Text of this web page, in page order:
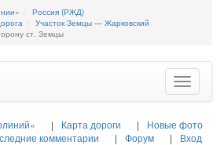
Россия (РЖД)
Участок Земцы — Жарковский
ст. Земцы
Toggle
Карта дороги
Новые фото
комментарии Форум Вход